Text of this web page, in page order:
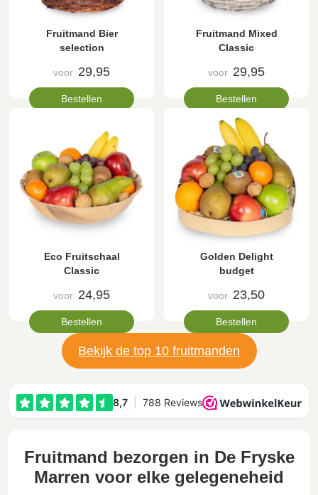
Fruitmand Bier
selection
voor 29,95
Bestellen
Fruitmand Mixed
Classic
voor 29,95
Bestellen
Eco Fruitschaal
Classic
voor 24,95
Bestellen
Golden Delight
budget
voor 23,50
Bestellen
Bekijk de top 10 fruitmanden
Fruitmand bezorgen in De Fryske
Marren voor elke gelegeneheid